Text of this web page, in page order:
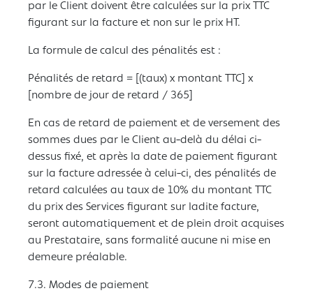
par le Client doivent être calculées sur la prix TTC
figurant sur la facture et non sur le prix HT.
La formule de calcul des pénalités est :
Pénalités de retard = [(taux) x montant TTC] x
[nombre de jour de retard / 365]
En cas de retard de paiement et de versement des
sommes dues par le Client au-delà du délai ci-
dessus fixé, et après la date de paiement figurant
sur la facture adressée à celui-ci, des pénalités de
retard calculées au taux de 10% du montant TTC
du prix des Services figurant sur ladite facture,
seront automatiquement et de plein droit acquises
au Prestataire, sans formalité aucune ni mise en
demeure préalable.
7.3. Modes de paiement